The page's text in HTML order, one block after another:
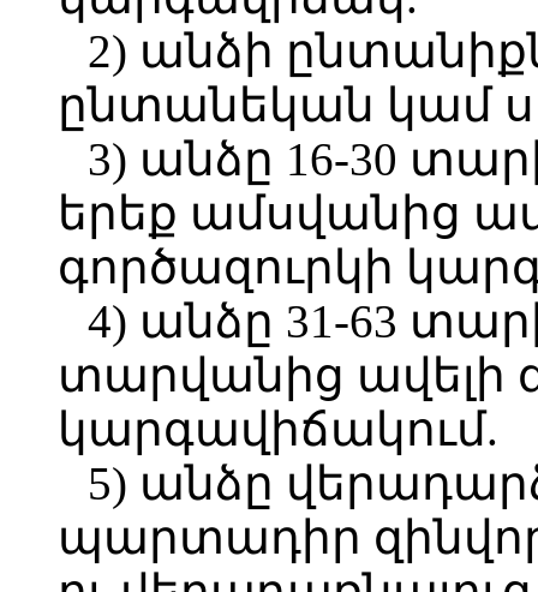
2) անձի
ընտանեկան կամ
3) անձը 16-30
երեք ամսվանից
գործազուրկի
4) անձը 31-63
տարվանից ավելի
կարգավիճակում.
5) անձը
պարտադիր